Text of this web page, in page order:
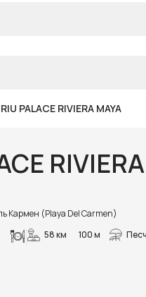
RIU PALACE RIVIERA MAYA
Кармен (Playa Del Carmen)
58 км
100 м